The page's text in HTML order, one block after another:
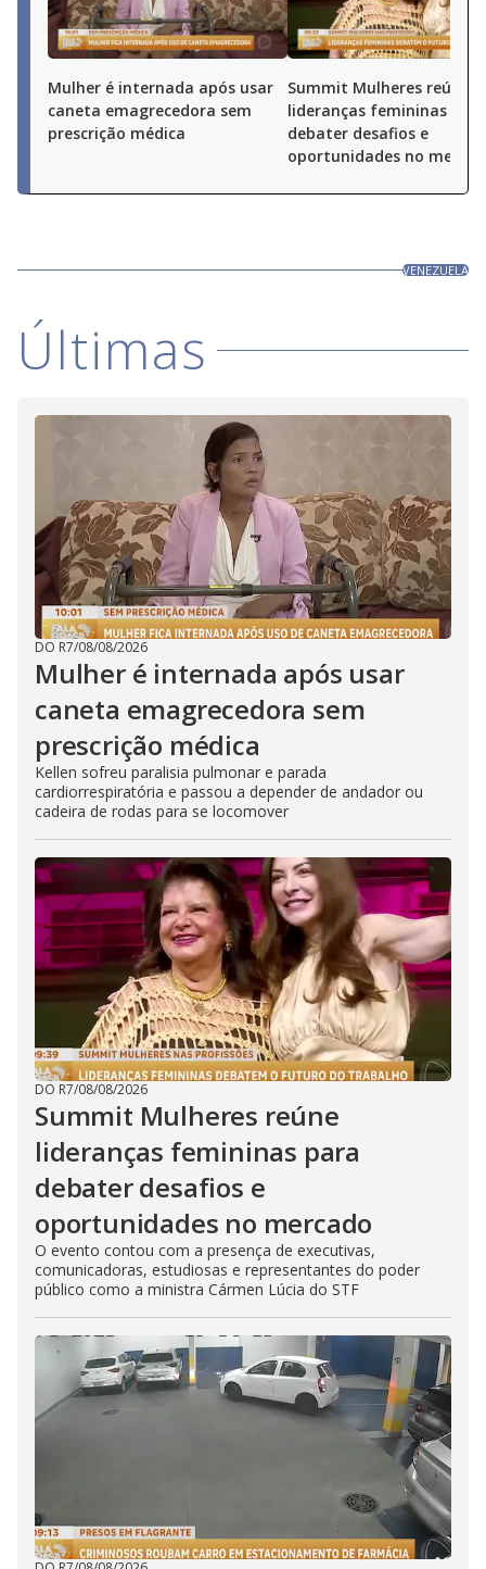
Mulher é internada após usar
caneta emagrecedora sem
prescrição médica
Summit Mulheres reúne
lideranças femininas para
debater desafios e
oportunidades no
VENEZUELA
Últimas
DO R7/08/08/2026
Mulher é internada após usar
caneta emagrecedora sem
prescrição médica
Kellen sofreu paralisia pulmonar e parada
cardiorrespiratória e passou a depender de andador ou
cadeira de rodas para se locomover
DO R7/08/08/2026
Summit Mulheres reúne
lideranças femininas para
debater desafios e
oportunidades no mercado
O evento contou com a presença de executivas,
comunicadoras, estudiosas e representantes do poder
público como a ministra Cármen Lúcia do STF